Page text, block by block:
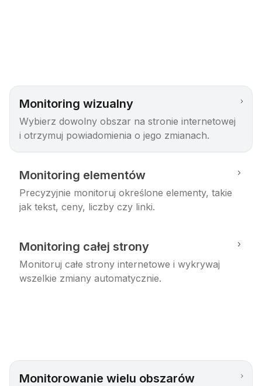
Monitoring wizualny
Wybierz dowolny obszar na stronie internetowej
i otrzymuj powiadomienia o jego zmianach.
Monitoring elementów
Precyzyjnie monitoruj określone elementy, takie
jak tekst, ceny, liczby czy linki.
Monitoring całej strony
Monitoruj całe strony internetowe i wykrywaj
wszelkie zmiany automatycznie.
Monitorowanie wielu obszarów